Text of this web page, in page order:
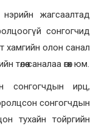
жагсаалтад
сонгогчид
хамгийн олон санал
саналаа өгөх юм.
сонгогчдын ирц,
сонгогчдын
тухайн тойргийн